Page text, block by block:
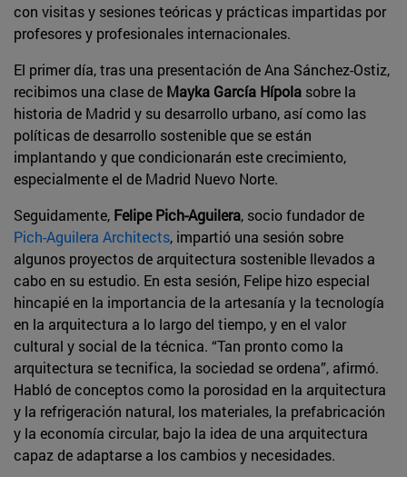
con visitas y sesiones teóricas y prácticas impartidas por
profesores y profesionales internacionales.
El primer día, tras una presentación de Ana Sánchez-Ostiz,
recibimos una clase de Mayka García Hípola sobre la
historia de Madrid y su desarrollo urbano, así como las
políticas de desarrollo sostenible que se están
implantando y que condicionarán este crecimiento,
especialmente el de Madrid Nuevo Norte.
Seguidamente, Felipe Pich-Aguilera, socio fundador de
Pich-Aguilera Architects, impartió una sesión sobre
algunos proyectos de arquitectura sostenible llevados a
cabo en su estudio. En esta sesión, Felipe hizo especial
hincapié en la importancia de la artesanía y la tecnología
en la arquitectura a lo largo del tiempo, y en el valor
cultural y social de la técnica. “Tan pronto como la
arquitectura se tecnifica, la sociedad se ordena”, afirmó.
Habló de conceptos como la porosidad en la arquitectura
y la refrigeración natural, los materiales, la prefabricación
y la economía circular, bajo la idea de una arquitectura
capaz de adaptarse a los cambios y necesidades.